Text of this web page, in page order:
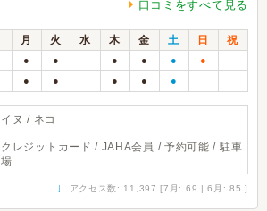
口コミをすべて見る
月 火 水 木 金 土 日
祝
● ● ● ● ● ●
● ● ● ● ●
イヌ / ネコ
クレジットカード / JAHA会員 / 予約可能 / 駐車
場
↓ アクセス数: 11,397 [7月: 69 | 6月: 85 ]